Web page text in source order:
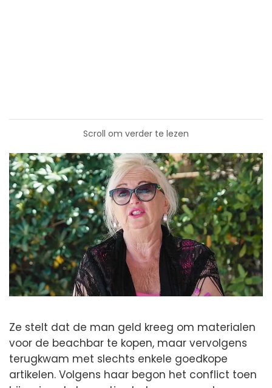
Scroll om verder te lezen
Ze stelt dat de man geld kreeg om materialen
voor de beachbar te kopen, maar vervolgens
terugkwam met slechts enkele goedkope
artikelen. Volgens haar begon het conflict toen